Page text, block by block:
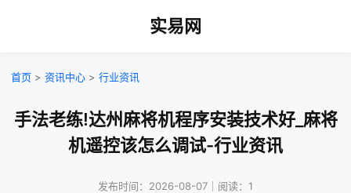
实易网
首页 > 资讯中心 > 行业资讯
手法老练!达州麻将机程序安装技术好_麻将
机遥控该怎么调试-行业资讯
发布时间：2026-08-07｜阅读：1